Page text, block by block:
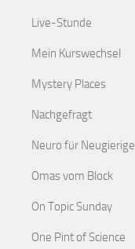
Live-Stunde
Mein Kurswechsel
Mystery Places
Nachgefragt
Neuro für Neugierige
Omas vom Block
On Topic Sunday
One Pint of Science